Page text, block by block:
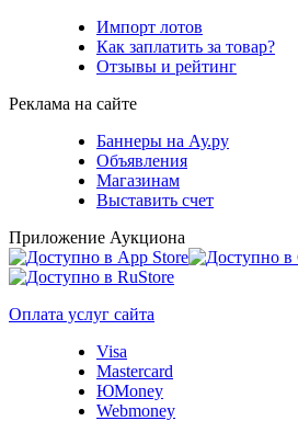
Импорт лотов
Как заплатить за товар?
Отзывы и рейтинг
Реклама на сайте
Баннеры на Ау.ру
Объявления
Магазинам
Выставить счет
Приложение Аукциона
Оплата услуг сайта
Visa
Mastercard
ЮMoney
Webmoney